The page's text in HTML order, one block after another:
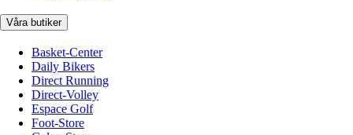
Våra butiker
Basket-Center
Daily Bikers
Direct Running
Direct-Volley
Espace Golf
Foot-Store